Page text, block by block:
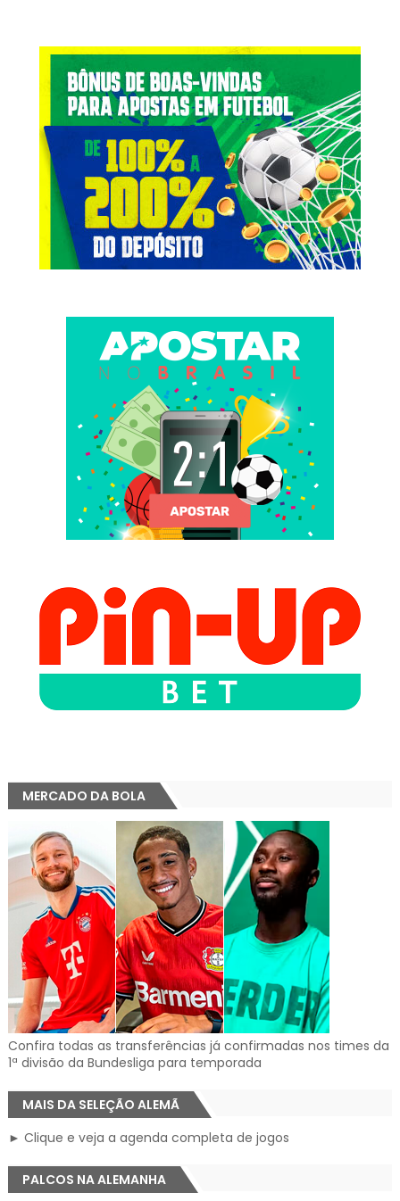
MERCADO DA BOLA
Confira todas as transferências já confirmadas nos times da
1ª divisão da Bundesliga para temporada
MAIS DA SELEÇÃO ALEMÃ
► Clique e veja a agenda completa de jogos
PALCOS NA ALEMANHA